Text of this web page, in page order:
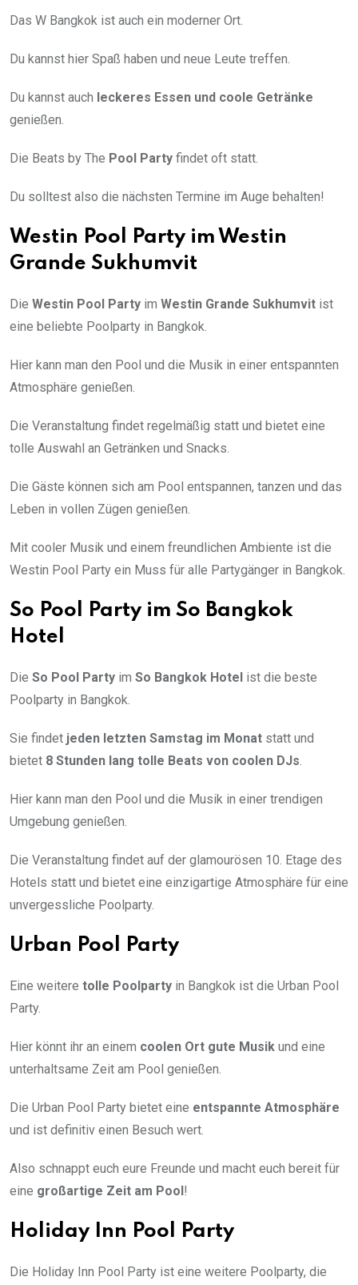
Das W Bangkok ist auch ein moderner Ort.
Du kannst hier Spaß haben und neue Leute treffen.
Du kannst auch leckeres Essen und coole Getränke
genießen.
Die Beats by The Pool Party findet oft statt.
Du solltest also die nächsten Termine im Auge behalten!
Westin Pool Party im Westin
Grande Sukhumvit
Die Westin Pool Party im Westin Grande Sukhumvit ist
eine beliebte Poolparty in Bangkok.
Hier kann man den Pool und die Musik in einer entspannten
Atmosphäre genießen.
Die Veranstaltung findet regelmäßig statt und bietet eine
tolle Auswahl an Getränken und Snacks.
Die Gäste können sich am Pool entspannen, tanzen und das
Leben in vollen Zügen genießen.
Mit cooler Musik und einem freundlichen Ambiente ist die
Westin Pool Party ein Muss für alle Partygänger in Bangkok.
So Pool Party im So Bangkok
Hotel
Die So Pool Party im So Bangkok Hotel ist die beste
Poolparty in Bangkok.
Sie findet jeden letzten Samstag im Monat statt und
bietet 8 Stunden lang tolle Beats von coolen DJs
Hier kann man den Pool und die Musik in einer trendigen
Umgebung genießen.
Die Veranstaltung findet auf der glamourösen 10. Etage des
Hotels statt und bietet eine einzigartige Atmosphäre für eine
unvergessliche Poolparty.
Urban Pool Party
Eine weitere tolle Poolparty in Bangkok ist die Urban Pool
Party.
Hier könnt ihr an einem coolen Ort gute Musik und eine
unterhaltsame Zeit am Pool genießen.
Die Urban Pool Party bietet eine entspannte Atmosphäre
und ist definitiv einen Besuch wert.
Also schnappt euch eure Freunde und macht euch bereit für
eine großartige Zeit am Pool!
Holiday Inn Pool Party
Die Holiday Inn Pool Party ist eine weitere Poolparty, die